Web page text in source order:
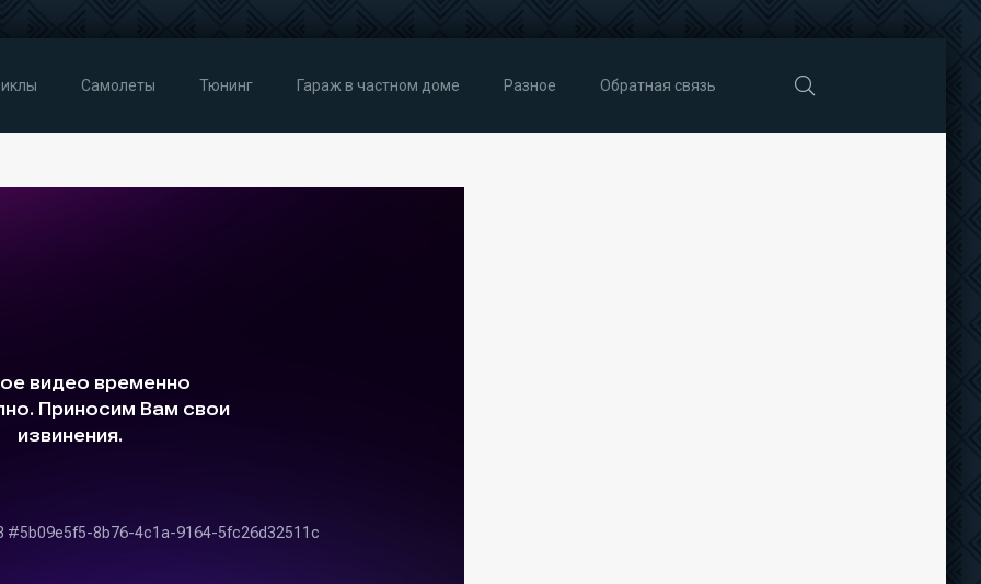
Самолеты Тюнинг Гараж в частном доме Разное Обратная связь